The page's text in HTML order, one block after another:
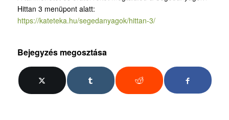
Hittan 3 menüpont alatt:
https://kateteka.hu/segedanyagok/hittan-3/
Bejegyzés megosztása